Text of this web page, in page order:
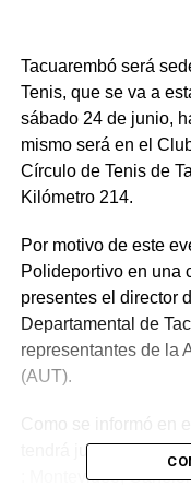
Tacuarembó será
Tenis, que se va a
sábado 24 de junio,
mismo será en el
Círculo de Tenis de
Kilómetro 214.
Por motivo de este
Polideportivo en una
presentes el director
Departamental de
representantes de la
(AUT).
tendrá jugadores de
: Montevideo,